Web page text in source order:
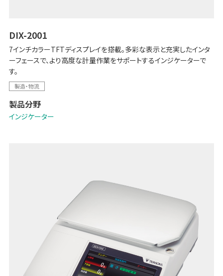
DIX-2001
7インチカラーTFTディスプレイを搭載。多彩な表示と充実したインタ
ーフェースで、より高度な計量作業をサポートするインジケーターで
す。
製造・物流
製品分野
インジケーター